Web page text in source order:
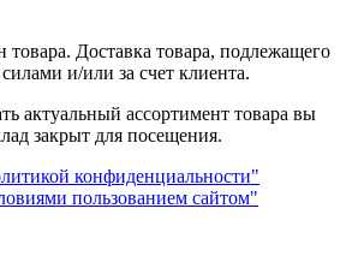
Доставка товара, подлежащего
и/или за счет клиента.
актуальный ассортимент товара вы
закрыт для посещения.
конфиденциальности"
пользованием сайтом"